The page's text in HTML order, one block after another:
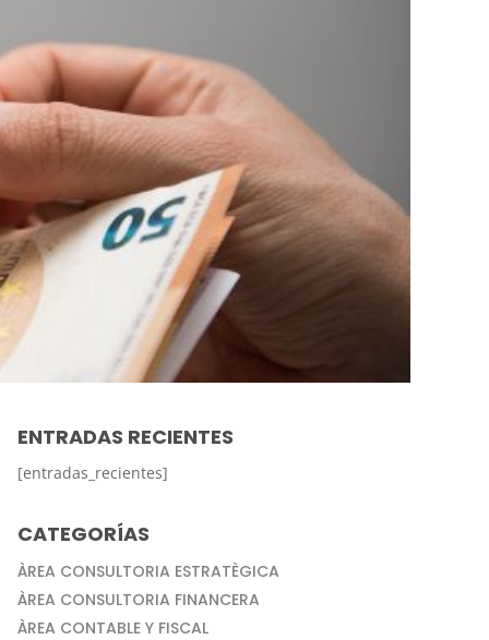
ENTRADAS RECIENTES
[entradas_recientes]
CATEGORÍAS
ÀREA CONSULTORIA ESTRATÈGICA
ÀREA CONSULTORIA FINANCERA
ÀREA CONTABLE Y FISCAL